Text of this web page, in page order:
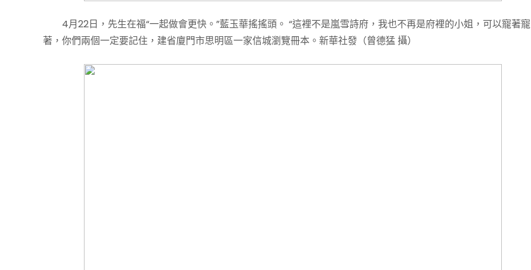
4月22日，先生在福“一起做會更快。”藍玉華搖搖頭。 “這裡不是嵐雪詩府，我也不再是府裡的小姐，可以寵著寵
著，你們兩個一定要記住，建省廈門市思明區一家信城瀏覽冊本。新華社發（曾德猛 攝）